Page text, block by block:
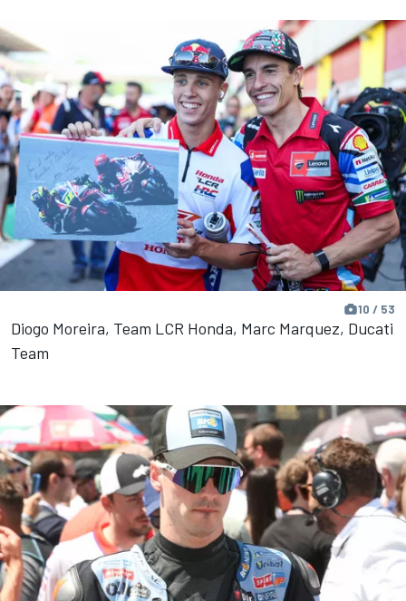
10 / 53
Diogo Moreira, Team LCR Honda, Marc Marquez, Ducati
Team